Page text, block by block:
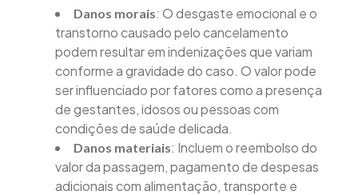
Danos morais: O desgaste emocional e o
transtorno causado pelo cancelamento
podem resultar em indenizações que variam
conforme a gravidade do caso. O valor pode
ser influenciado por fatores como a presença
de gestantes, idosos ou pessoas com
condições de saúde delicada.
Danos materiais: Incluem o reembolso do
valor da passagem, pagamento de despesas
adicionais com alimentação, transporte e